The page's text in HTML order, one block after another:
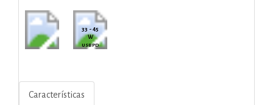
33 - 45
W
USB PD
Características